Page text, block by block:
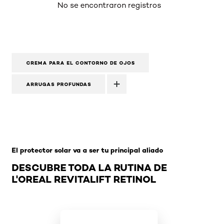
No se encontraron registros
CREMA PARA EL CONTORNO DE OJOS
ARRUGAS PROFUNDAS
DESCUBRE TODA LA RUTINA DE
L'OREAL REVITALIFT RETINOL
El protector solar va a ser tu principal aliado